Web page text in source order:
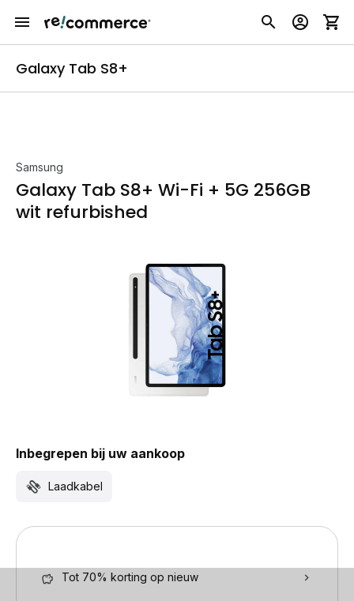
Galaxy Tab S8+
Samsung
Galaxy Tab S8+ Wi-Fi + 5G 256GB
wit refurbished
Inbegrepen bij uw aankoop
Laadkabel
Tot 70% korting op nieuw